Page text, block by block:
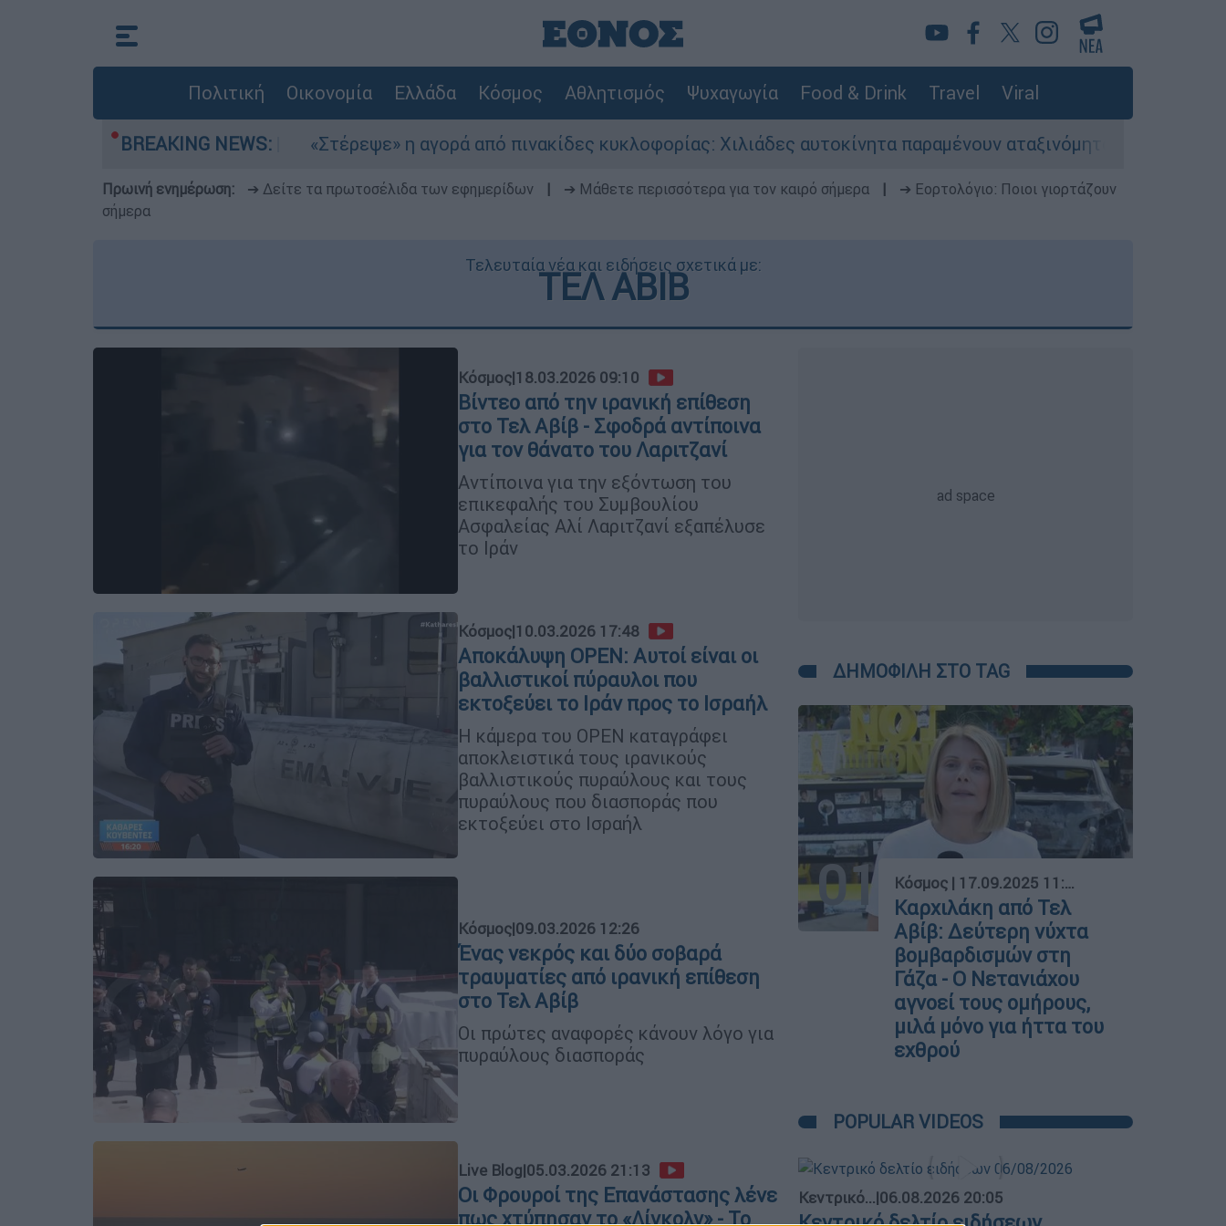
Πολιτική Οικονομία Ελλάδα Κόσμος Αθλητισμός Ψυχαγωγία Food & Drink Travel Viral
BREAKING NEWS:
στο Αιγαίο «Στέρεψε» η αγορά από πινακίδες κυκλοφορίας: Χιλιάδες αυτοκίνητα παραμένουν αταξινόμητα - Λύση αναζητά το
Πρωινή ενημέρωση: ➔ Δείτε τα πρωτοσέλιδα των εφημερίδων ➔ Μάθετε περισσότερα για τον καιρό σήμερα
➔ Εορτολόγιο: Ποιοι γιορτάζουν
σήμερα
Τελευταία νέα και ειδήσεις σχετικά με:
ΤΕΛ ΑΒΙΒ
Κόσμος|18.03.2026 09:10
Βίντεο από την ιρανική επίθεση
στο Τελ Αβίβ - Σφοδρά αντίποινα
για τον θάνατο του Λαριτζανί
Αντίποινα για την εξόντωση του
επικεφαλής του Συμβουλίου
Ασφαλείας Αλί Λαριτζανί εξαπέλυσε
το Ιράν
Κόσμος|10.03.2026 17:48
Αποκάλυψη OPEN: Αυτοί είναι οι
βαλλιστικοί πύραυλοι που
εκτοξεύει το Ιράν προς το Ισραήλ
Η κάμερα του OPEN καταγράφει
αποκλειστικά τους ιρανικούς
βαλλιστικούς πυραύλους και τους
πυραύλους που διασποράς που
εκτοξεύει στο Ισραήλ
Κόσμος|09.03.2026 12:26
Ένας νεκρός και δύο σοβαρά
τραυματίες από ιρανική επίθεση
στο Τελ Αβίβ
Οι πρώτες αναφορές κάνουν λόγο για
πυραύλους διασποράς
Live Blog|05.03.2026 21:13
Οι Φρουροί της Επανάστασης λένε
πως χτύπησαν το «Λίνκολν» - Το
ΔΗΜΟΦΙΛΗ ΣΤΟ TAG
01 Κόσμος | 17.09.2025 11:06
Καρχιλάκη από Τελ
Αβίβ: Δεύτερη νύχτα
βομβαρδισμών στη
Γάζα - Ο Νετανιάχου
αγνοεί τους ομήρους,
μιλά μόνο για ήττα του
εχθρού
POPULAR VIDEOS
Κεντρικό...|06.08.2026 20:05